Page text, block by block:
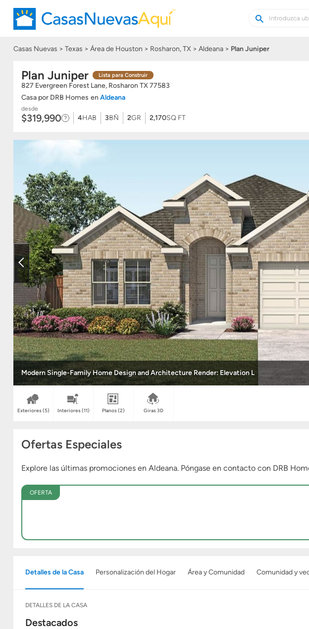
Buscar
casas
Buscar
Casas Nuevas Texas Área de Houston Rosharon, TX Aldeana Plan Juniper
Plan Juniper Lista para Construir
827 Evergreen Forest Lane, Rosharon TX77583
Casa por DRB Homes en Aldeana
desde
$319,990 4HAB 3BÑ 2GR 2,170SQ FT
Modern Single-Family Home Design and Architecture Render: Elevation L
Exteriores(5) Interiores(11) Planos(2) Giras 3D
Ofertas Especiales
Explore las últimas promociones en Aldeana. Póngase en contacto con DRB
OFERTA
Detalles de la Casa Personalización del Hogar Área y Comunidad Comunidad y
DETALLES DE LA CASA
Destacados